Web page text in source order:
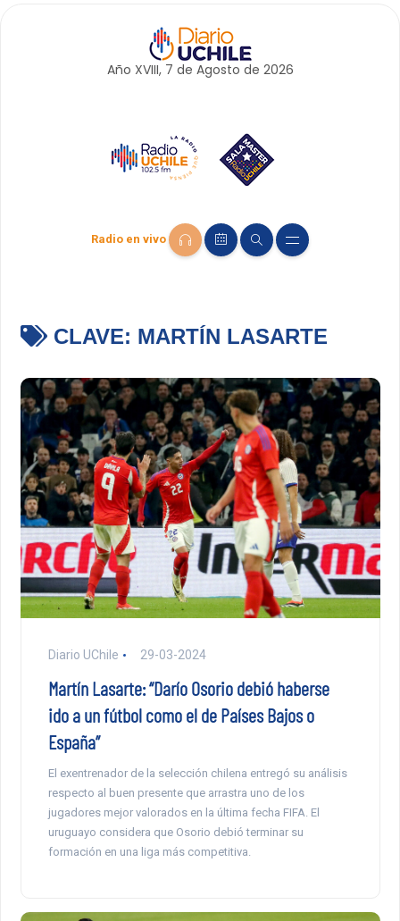
Año XVIII, 7 de Agosto de 2026
Radio en vivo
CLAVE: MARTÍN LASARTE
Diario UChile 29-03-2024
Martín Lasarte: “Darío Osorio debió haberse
ido a un fútbol como el de Países Bajos o
España”
El exentrenador de la selección chilena entregó su análisis
respecto al buen presente que arrastra uno de los
jugadores mejor valorados en la última fecha FIFA. El
uruguayo considera que Osorio debió terminar su
formación en una liga más competitiva.